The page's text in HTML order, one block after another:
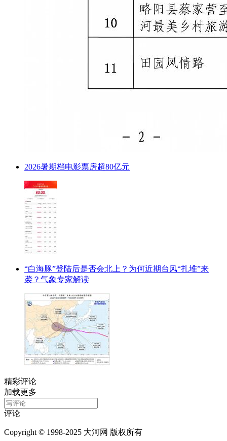
2026暑期档电影票房超80亿元
“白海豚”登陆后是否会北上？为何近期台风“扎堆”来
袭？气象专家解读
精彩评论
加载更多
评论
Copyright © 1998-2025 大河网 版权所有